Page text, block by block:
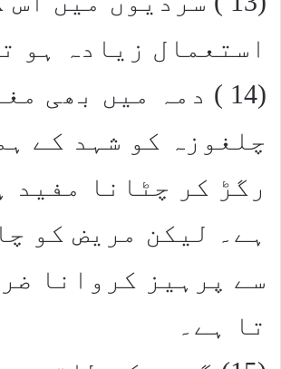
استعمال زیادہ ہو
(14 ) دمہ میں بھی
چلغوزہ کو شہد کے
رگڑ کر چٹانا مفید
ہے۔ لیکن مریض کو
سے پرہیز کروانا
تا ہے۔